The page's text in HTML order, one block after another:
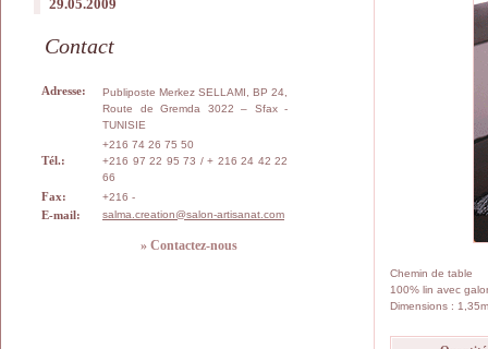
Contact
Adresse:
Publiposte Merkez SELLAMI, BP 24,
Route de Gremda 3022 – Sfax -
TUNISIE
Tél.:
+216 74 26 75 50
+216 97 22 95 73 / + 216 24 42 22
66
Fax: +216 -
E-mail: salma.creation@salon-artisanat.com
» Contactez-nous
Chemin de table
100% lin avec
Dimensions :